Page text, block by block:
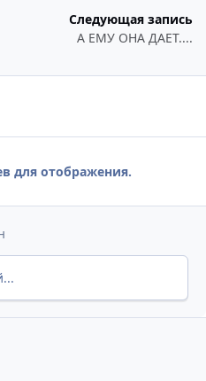
Следующая запись
А ЕМУ ОНА ДАЕТ....
для отображения.